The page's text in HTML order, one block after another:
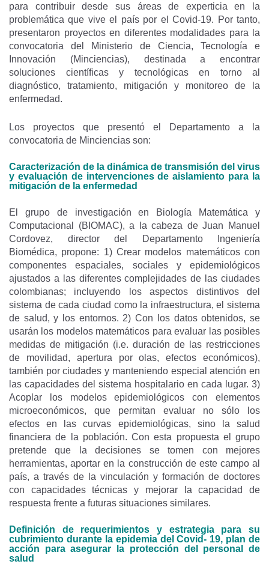
para contribuir desde sus áreas de experticia en la
problemática que vive el país por el Covid-19. Por tanto,
presentaron proyectos en diferentes modalidades para la
convocatoria del Ministerio de Ciencia, Tecnología e
Innovación (Minciencias), destinada a encontrar
soluciones científicas y tecnológicas en torno al
diagnóstico, tratamiento, mitigación y monitoreo de la
enfermedad.
Los proyectos que presentó el Departamento a la
convocatoria de Minciencias son:
Caracterización de la dinámica de transmisión del virus
y evaluación de intervenciones de aislamiento para la
mitigación de la enfermedad
El grupo de investigación en Biología Matemática y
Computacional (BIOMAC), a la cabeza de Juan Manuel
Cordovez, director del Departamento Ingeniería
Biomédica, propone: 1) Crear modelos matemáticos con
componentes espaciales, sociales y epidemiológicos
ajustados a las diferentes complejidades de las ciudades
colombianas; incluyendo los aspectos distintivos del
sistema de cada ciudad como la infraestructura, el sistema
de salud, y los entornos. 2) Con los datos obtenidos, se
usarán los modelos matemáticos para evaluar las posibles
medidas de mitigación (i.e. duración de las restricciones
de movilidad, apertura por olas, efectos económicos),
también por ciudades y manteniendo especial atención en
las capacidades del sistema hospitalario en cada lugar. 3)
Acoplar los modelos epidemiológicos con elementos
microeconómicos, que permitan evaluar no sólo los
efectos en las curvas epidemiológicas, sino la salud
financiera de la población. Con esta propuesta el grupo
pretende que la decisiones se tomen con mejores
herramientas, aportar en la construcción de este campo al
país, a través de la vinculación y formación de doctores
con capacidades técnicas y mejorar la capacidad de
respuesta frente a futuras situaciones similares.
Definición de requerimientos y estrategia para su
cubrimiento durante la epidemia del Covid- 19, plan de
acción para asegurar la protección del personal de
salud